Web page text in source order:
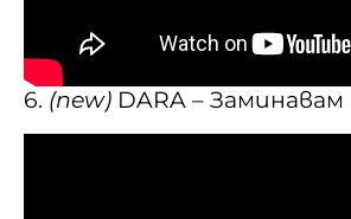
6. (new) DARA – Заминавам